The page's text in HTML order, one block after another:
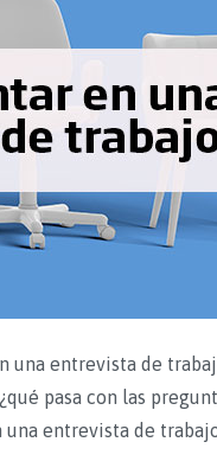
una entrevista de
pasa con las
entrevista de